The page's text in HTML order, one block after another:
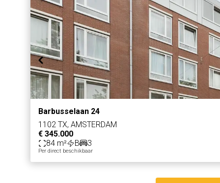
Barbusselaan 24
1102 TX, AMSTERDAM
€ 345.000
84 m²
B 3
Per direct beschikbaar